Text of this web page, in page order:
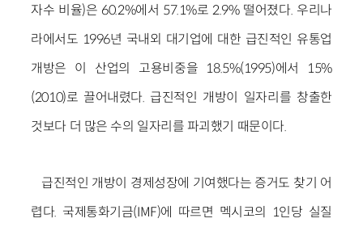
자수 비율)은 60.2%에서 57.1%로 2.9% 떨어졌다. 우리나
라에서도 1996년 국내외 대기업에 대한 급진적인 유통업
개방은 이 산업의 고용비중을 18.5%(1995)에서 15%
(2010)로 끌어내렸다. 급진적인 개방이 일자리를 창출한
것보다 더 많은 수의 일자리를 파괴했기 때문이다.
급진적인 개방이 경제성장에 기여했다는 증거도 찾기 어
렵다. 국제통화기금(IMF)에 따르면 멕시코의 1인당 실질